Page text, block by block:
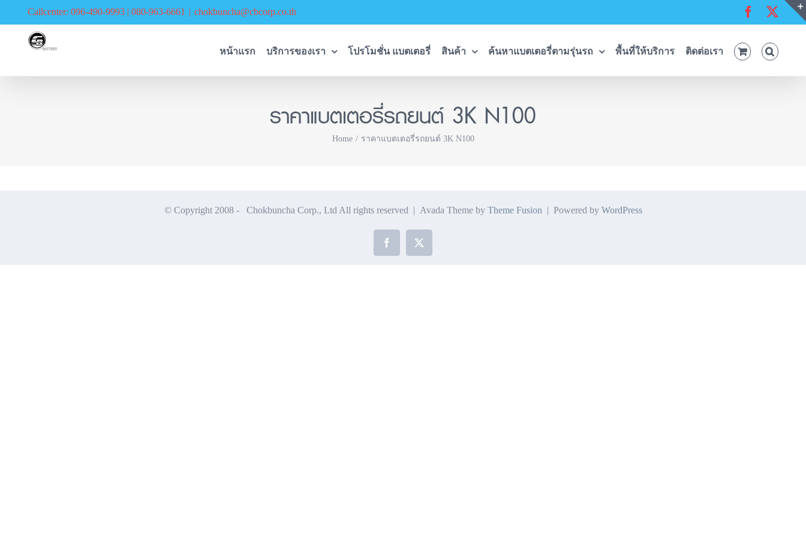
Callcenter: 096-490-9993 | 080-963-6661 | chokbuncha@cbcorp.co.th Facebook
หน้าแรก บริการของเรา โปรโมชั่น แบตเตอรี่ สินค้า ค้นหาแบตเตอรี่ตามรุ่นรถ พื้นที่ให้บริการ ติดต่อเรา
ราคาแบตเตอรี่รถยนต์ 3K N100
Home ราคาแบตเตอรี่รถยนต์ 3K N100
© Copyright 2008 - Chokbuncha Corp., Ltd All rights reserved | Avada Theme by Theme Fusion | Powered by WordPress
Facebook
X